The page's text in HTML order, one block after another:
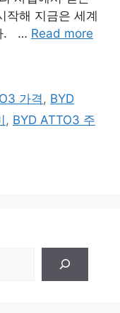
작해 지금은 세계
. … Read more
가격 , BYD
, BYD ATTO3 주